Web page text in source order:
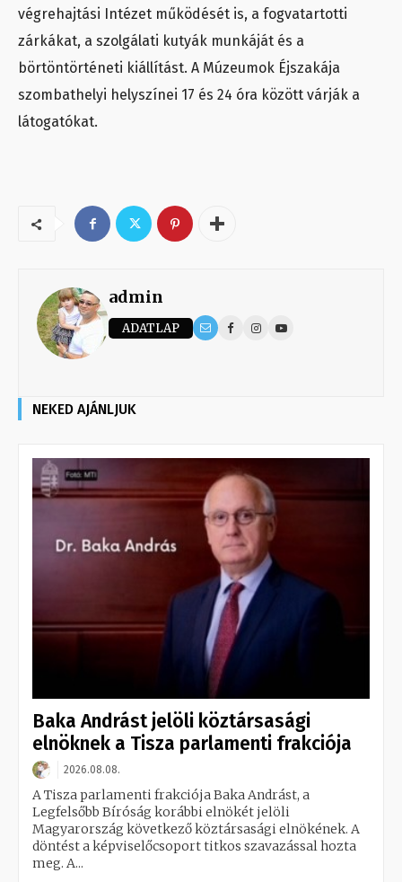
végrehajtási Intézet működését is, a fogvatartotti
zárkákat, a szolgálati kutyák munkáját és a
börtöntörténeti kiállítást. A Múzeumok Éjszakája
szombathelyi helyszínei 17 és 24 óra között várják a
látogatókat.
admin
ADATLAP
NEKED AJÁNLJUK
Baka Andrást jelöli köztársasági
elnöknek a Tisza parlamenti frakciója
2026.08.08.
A Tisza parlamenti frakciója Baka Andrást, a
Legfelsőbb Bíróság korábbi elnökét jelöli
Magyarország következő köztársasági elnökének. A
döntést a képviselőcsoport titkos szavazással hozta
meg. A...